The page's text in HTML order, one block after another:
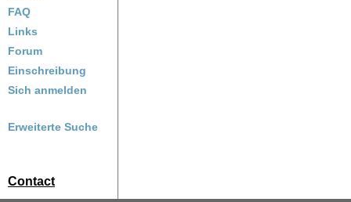
FAQ
Links
Forum
Einschreibung
Sich anmelden
Erweiterte Suche
Contact